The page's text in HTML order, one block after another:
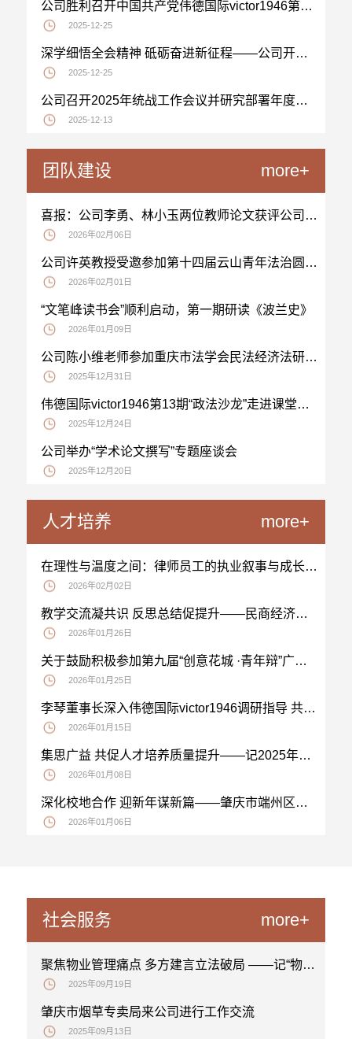
公司胜利召开中国共产党伟德国际victor1946第五次代表大会伟德国际victor1946代表选举大会
2025-12-25
深学细悟全会精神 砥砺奋进新征程——公司开展党的二十届四中全会精神专题宣讲活动
2025-12-25
公司召开2025年统战工作会议并研究部署年度统战工作
2025-12-13
团队建设 more+
喜报：公司李勇、林小玉两位教师论文获评公司统战理论研究优秀论文
2026年02月06日
公司许英教授受邀参加第十四届云山青年法治圆桌论坛并作主题发言
2026年02月01日
“文笔峰读书会”顺利启动，第一期研读《波兰史》
2026年01月09日
公司陈小维老师参加重庆市法学会民法经济法研究会、国际经济法研究会2025年年会
2025年12月31日
伟德国际victor1946第13期“政法沙龙”走进课堂：新进教师开展教研试讲活动
2025年12月24日
公司举办“学术论文撰写”专题座谈会
2025年12月20日
人才培养 more+
在理性与温度之间：律师员工的执业叙事与成长启示——员工陈志伟、叶来妹、冯双好专访
2026年02月02日
教学交流凝共识 反思总结促提升——民商经济法学课程团队开展教学交流午餐会
2026年01月26日
关于鼓励积极参加第九届“创意花城 ·青年辩”广州老员工版权辩论赛的通知
2026年01月25日
李琴董事长深入伟德国际victor1946调研指导 共绘高质量发展新蓝图
2026年01月15日
集思广益 共促人才培养质量提升——记2025年秋季学期学委交流会
2026年01月08日
深化校地合作 迎新年谋新篇——肇庆市端州区司法局来访
2026年01月06日
社会服务 more+
聚焦物业管理痛点 多方建言立法破局 ——记“物业管理地方立法疑难问题”研讨会
2025年09月19日
肇庆市烟草专卖局来公司进行工作交流
2025年09月13日